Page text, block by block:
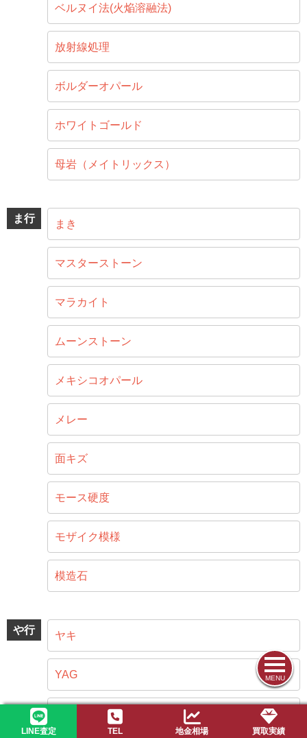
MENU
LINE査定 TEL 地金相場 買取実績
ベルヌイ法(火焔溶融法)
放射線処理
ボルダーオパール
ホワイトゴールド
母岩（メイトリックス）
ま行 まき
マスターストーン
マラカイト
ムーンストーン
メキシコオパール
メレー
面キズ
モース硬度
モザイク模様
模造石
や行 ヤキ
YAG
遊色効果（プレイオブカラー）